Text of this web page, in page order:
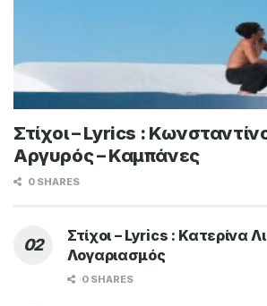
Στίχοι – Lyrics :
Αργυρός – Καμπάνες
0 SHARES
Στίχοι – Lyrics : Κατερίνα
Λογαριασμός
0 SHARES